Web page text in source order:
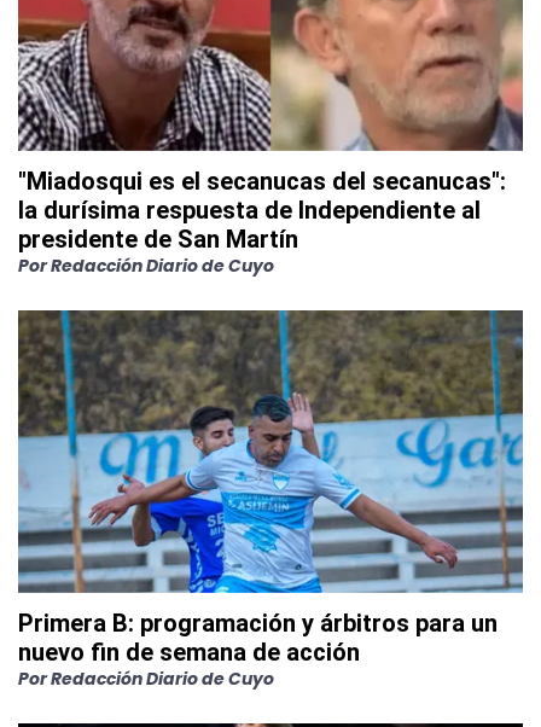
"Miadosqui es el secanucas del secanucas":
la durísima respuesta de Independiente al
presidente de San Martín
PorRedacción Diario de Cuyo
Primera B: programación y árbitros para un
nuevo fin de semana de acción
PorRedacción Diario de Cuyo